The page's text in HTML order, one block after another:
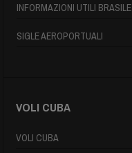
INFORMAZIONI UTILI BRASILE
SIGLE AEROPORTUALI
VOLI CUBA
VOLI CUBA